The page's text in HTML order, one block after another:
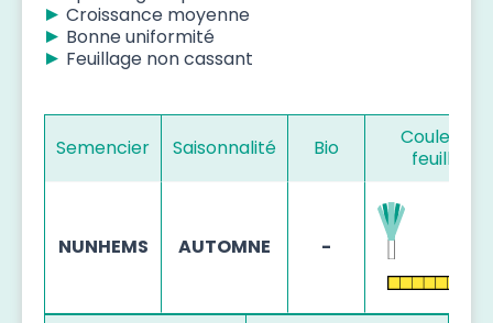
Croissance moyenne
Bonne uniformité
Feuillage non cassant
Semencier Saisonnalité Bio
Couleur de
feuillage
NUNHEMS AUTOMNE -